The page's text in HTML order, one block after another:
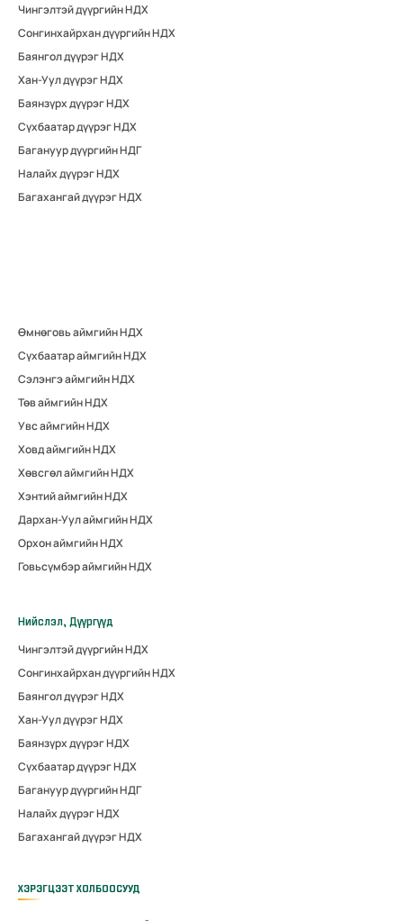
Чингэлтэй дүүргийн НДХ
Сонгинхайрхан дүүргийн НДХ
Баянгол дүүрэг НДХ
Хан-Уул дүүрэг НДХ
Баянзүрх дүүрэг НДХ
Сүхбаатар дүүрэг НДХ
Багануур дүүргийн НДГ
Налайх дүүрэг НДХ
Багахангай дүүрэг НДХ
Өмнөговь аймгийн НДХ
Сүхбаатар аймгийн НДХ
Сэлэнгэ аймгийн НДХ
Төв аймгийн НДХ
Увс аймгийн НДХ
Ховд аймгийн НДХ
Хөвсгөл аймгийн НДХ
Хэнтий аймгийн НДХ
Дархан-Уул аймгийн НДХ
Орхон аймгийн НДХ
Говьсүмбэр аймгийн НДХ
Нийслэл, Дүүргүүд
Чингэлтэй дүүргийн НДХ
Сонгинхайрхан дүүргийн НДХ
Баянгол дүүрэг НДХ
Хан-Уул дүүрэг НДХ
Баянзүрх дүүрэг НДХ
Сүхбаатар дүүрэг НДХ
Багануур дүүргийн НДГ
Налайх дүүрэг НДХ
Багахангай дүүрэг НДХ
ХЭРЭГЦЭЭТ ХОЛБООСУУД